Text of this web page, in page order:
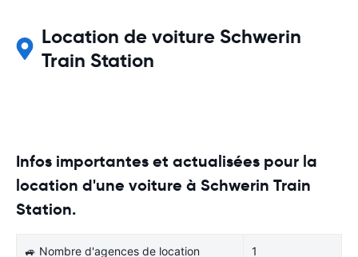
Location de voiture Schwerin
Train Station
Infos importantes et actualisées pour la
location d'une voiture à Schwerin Train
Station.
🚙 Nombre d'agences de location 1